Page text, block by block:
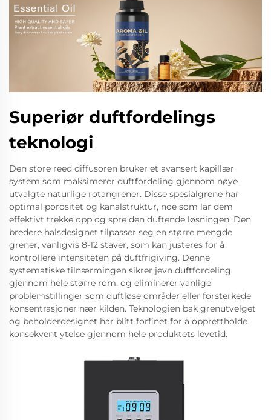
Superiør duftfordelings
teknologi
Den store reed diffusoren bruker et avansert kapillær
system som maksimerer duftfordeling gjennom nøye
utvalgte naturlige rotangrener. Disse spesialgrene har
optimal porositet og kanalstruktur, noe som lar dem
effektivt trekke opp og spre den duftende løsningen. Den
bredere halsdesignet tilpasser seg en større mengde
grener, vanligvis 8-12 staver, som kan justeres for å
kontrollere intensiteten på duftfrigiving. Denne
systematiske tilnærmingen sikrer jevn duftfordeling
gjennom hele større rom, og eliminerer vanlige
problemstillinger som duftløse områder eller forsterkede
konsentrasjoner nær kilden. Teknologien bak grenutvelget
og beholderdesignet har blitt forfinet for å opprettholde
konsekvent ytelse gjennom hele produktets levetid.